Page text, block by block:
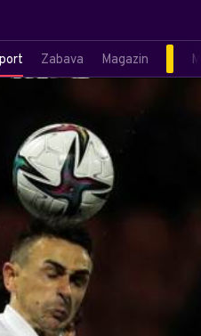
Zabava Magazin